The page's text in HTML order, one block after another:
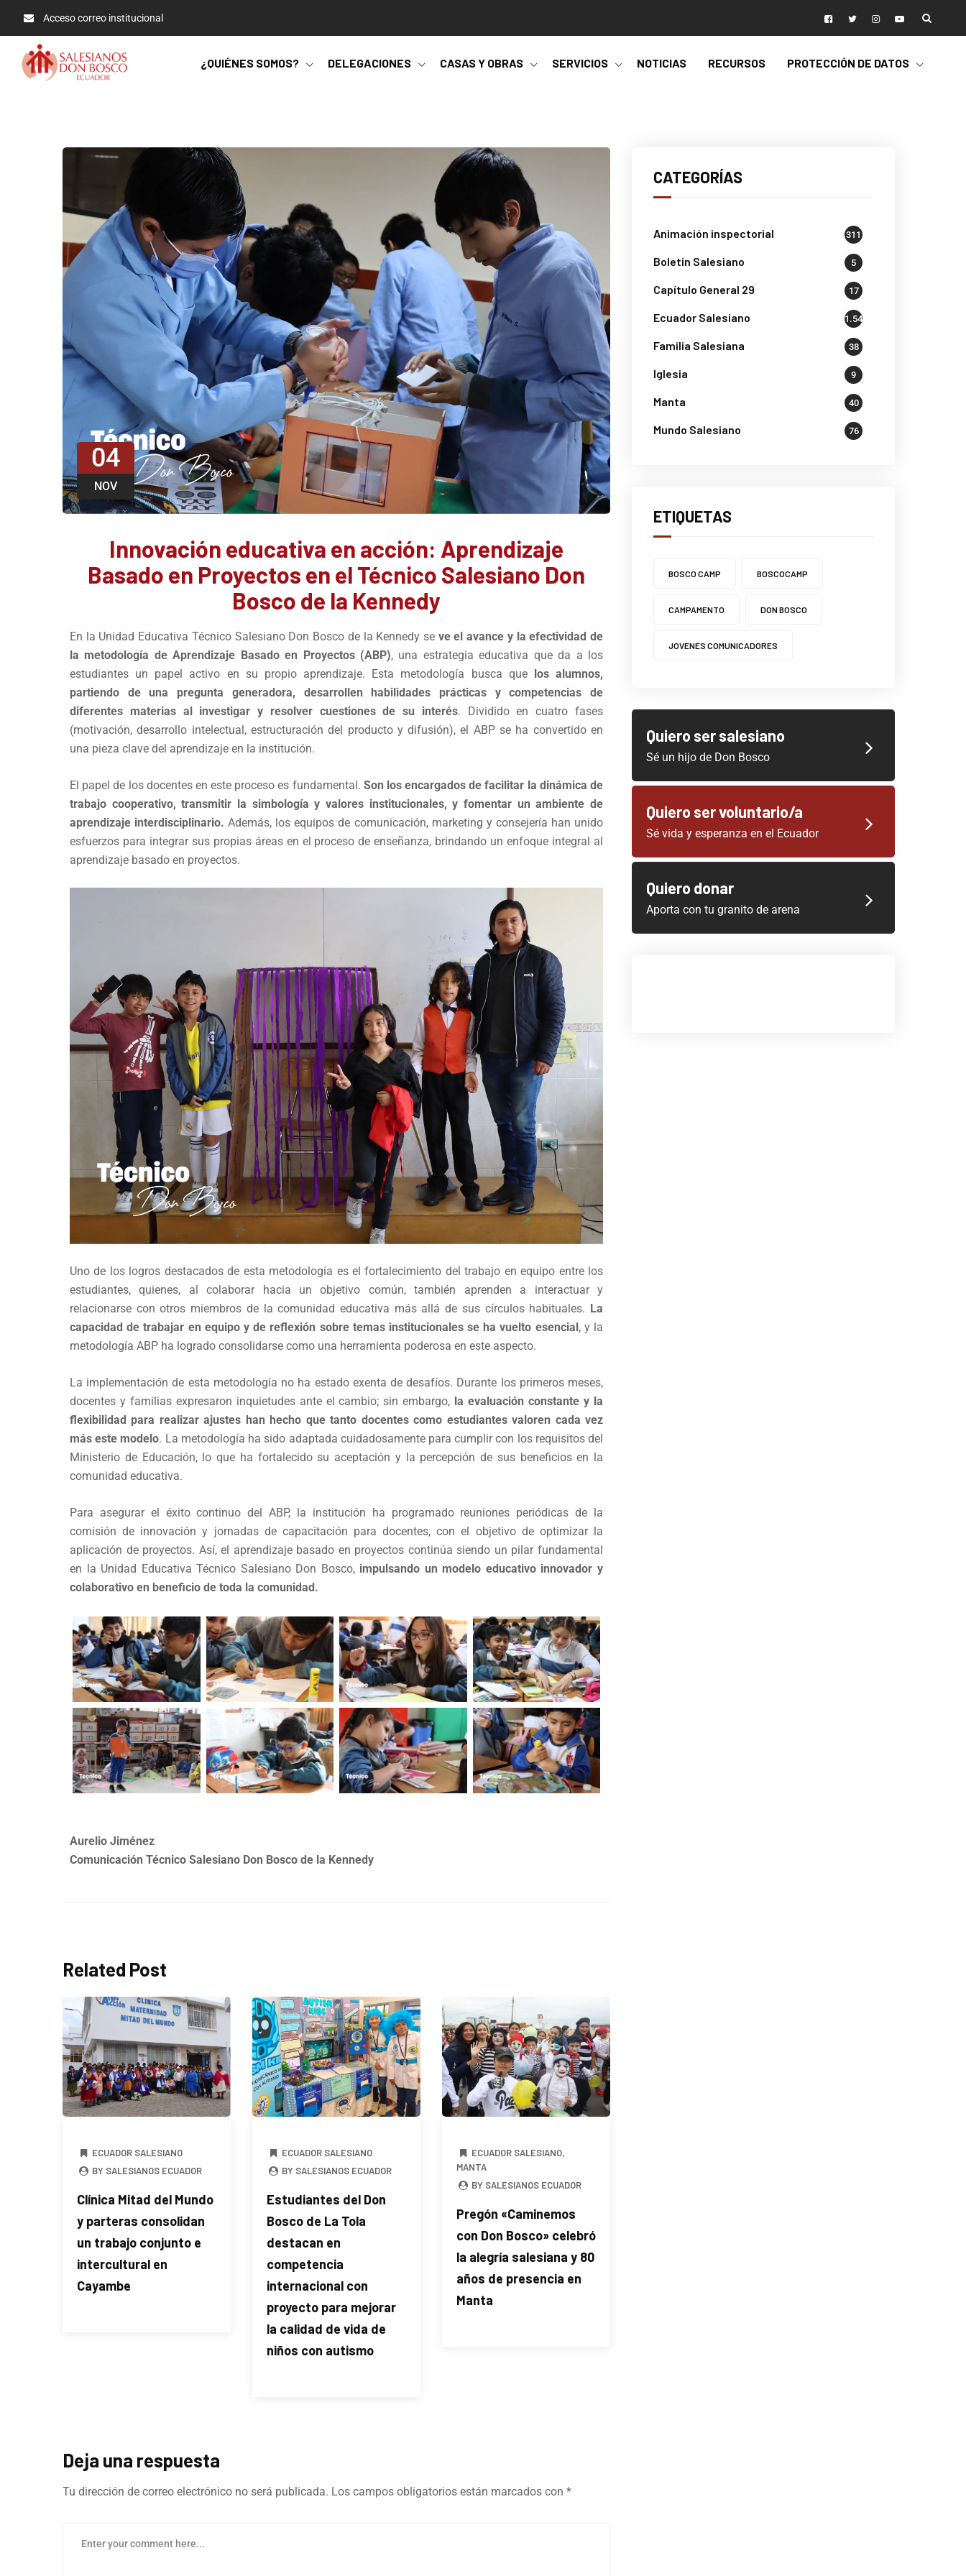
Acceso correo institucional
¿QUIÉNES SOMOS? DELEGACIONES CASAS Y OBRAS SERVICIOS NOTICIAS RECURSOS PROTECCIÓN DE DATOS
04
NOV
Innovación educativa en acción: Aprendizaje
Basado en Proyectos en el Técnico Salesiano Don
Bosco de la Kennedy
En la Unidad Educativa Técnico Salesiano Don Bosco de la Kennedy se ve el avance y la efectividad de
la metodología de Aprendizaje Basado en Proyectos (ABP), una estrategia educativa que da a los
estudiantes un papel activo en su propio aprendizaje. Esta metodología busca que los alumnos,
partiendo de una pregunta generadora, desarrollen habilidades prácticas y competencias de
diferentes materias al investigar y resolver cuestiones de su interés. Dividido en cuatro fases
(motivación, desarrollo intelectual, estructuración del producto y difusión), el ABP se ha convertido en
una pieza clave del aprendizaje en la institución.
El papel de los docentes en este proceso es fundamental. Son los encargados de facilitar la dinámica de
trabajo cooperativo, transmitir la simbología y valores institucionales, y fomentar un ambiente de
aprendizaje interdisciplinario. Además, los equipos de comunicación, marketing y consejería han unido
esfuerzos para integrar sus propias áreas en el proceso de enseñanza, brindando un enfoque integral al
aprendizaje basado en proyectos.
Uno de los logros destacados de esta metodología es el fortalecimiento del trabajo en equipo entre los
estudiantes, quienes, al colaborar hacia un objetivo común, también aprenden a interactuar y
relacionarse con otros miembros de la comunidad educativa más allá de sus círculos habituales. La
capacidad de trabajar en equipo y de reflexión sobre temas institucionales se ha vuelto esencial , y la
metodología ABP ha logrado consolidarse como una herramienta poderosa en este aspecto.
La implementación de esta metodología no ha estado exenta de desafíos. Durante los primeros meses,
docentes y familias expresaron inquietudes ante el cambio; sin embargo, la evaluación constante y la
flexibilidad para realizar ajustes han hecho que tanto docentes como estudiantes valoren cada vez
más este modelo. La metodología ha sido adaptada cuidadosamente para cumplir con los requisitos del
Ministerio de Educación, lo que ha fortalecido su aceptación y la percepción de sus beneficios en la
comunidad educativa.
Para asegurar el éxito continuo del ABP, la institución ha programado reuniones periódicas de la
comisión de innovación y jornadas de capacitación para docentes, con el objetivo de optimizar la
aplicación de proyectos. Así, el aprendizaje basado en proyectos continúa siendo un pilar fundamental
en la Unidad Educativa Técnico Salesiano Don Bosco, impulsando un modelo educativo innovador y
colaborativo en beneficio de toda la comunidad.
Aurelio Jiménez
Comunicación Técnico Salesiano Don Bosco de la Kennedy
Related Post
ECUADOR SALESIANO
BY SALESIANOS ECUADOR
Clínica Mitad del Mundo
y parteras consolidan
un trabajo conjunto e
intercultural en
Cayambe
ECUADOR SALESIANO
BY SALESIANOS ECUADOR
Estudiantes del Don
Bosco de La Tola
destacan en
competencia
internacional con
proyecto para mejorar
la calidad de vida de
niños con autismo
ECUADOR SALESIANO,
MANTA
BY SALESIANOS ECUADOR
Pregón «Caminemos
con Don Bosco» celebró
la alegría salesiana y 80
años de presencia en
Manta
Deja una respuesta
Tu dirección de correo electrónico no será publicada. Los campos obligatorios están marcados con *
CATEGORÍAS
Animación inspectorial 311
Boletin Salesiano 5
Capítulo General 29 17
Ecuador Salesiano 1.541
Familia Salesiana 38
Iglesia 9
Manta 40
Mundo Salesiano 76
ETIQUETAS
BOSCO CAMP BOSCOCAMP
CAMPAMENTO DON BOSCO
JOVENES COMUNICADORES
Quiero ser salesiano
Sé un hijo de Don Bosco
Quiero ser voluntario/a
Sé vida y esperanza en el Ecuador
Quiero donar
Aporta con tu granito de arena